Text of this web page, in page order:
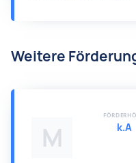
Weitere
M k.A